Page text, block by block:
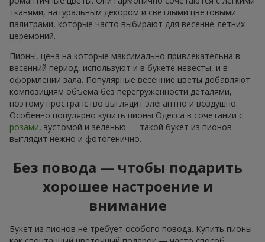
тканями, натуральным декором и светлыми цветовыми
палитрами, которые часто выбирают для весенне-летних
церемоний.
Пионы, цена на которые максимально привлекательна в
весенний период, используют и в букете невесты, и в
оформлении зала. Популярные весенние цветы добавляют
композициям объёма без перегруженности деталями,
поэтому пространство выглядит элегантно и воздушно.
Особенно популярно купить пионы Одесса в сочетании с
розами, эустомой и зеленью — такой букет из пионов
выглядит нежно и фотогенично.
Без повода — чтобы подарить
хорошее настроение и
внимание
Букет из пионов не требует особого повода. Купить пионы